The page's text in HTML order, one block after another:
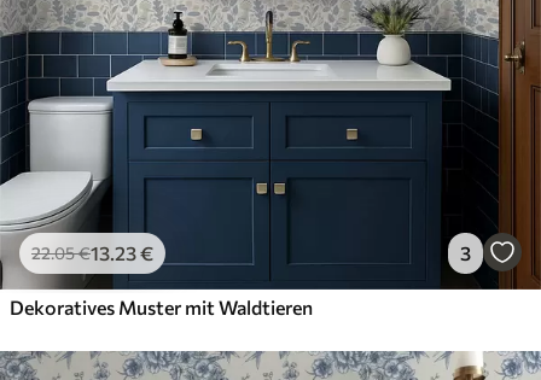
22.05€13.23€ 3
Dekoratives Muster mit Waldtieren